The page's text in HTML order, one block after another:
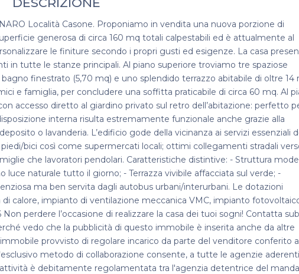
Località Casone. Proponiamo in vendita una nuova porzione di
generosa di circa 160 mq totali calpestabili ed è attualmente al
le finiture secondo i propri gusti ed esigenze. La casa
in tutte le stanze principali. Al piano superiore troviamo tre spaziose
bagno finestrato (5,70 mq) e uno splendido terrazzo abitabile di oltre 14
e famiglia, per concludere una soffitta praticabile di circa 60 mq. Al
accesso diretto al giardino privato sul retro dell’abitazione: perfetto
interna risulta estremamente funzionale anche grazie alla
o lavanderia. L’edificio gode della vicinanza ai servizi essenziali
bici così come supermercati locali; ottimi collegamenti stradali
che lavoratori pendolari. Caratteristiche distintive: - Struttura
luce naturale tutto il giorno; - Terrazza vivibile affacciata sul verde; -
ma ben servita dagli autobus urbani/interurbani. Le dotazioni
calore, impianto di ventilazione meccanica VMC, impianto
perdere l’occasione di realizzare la casa dei tuoi sogni! Contatta
vedo che la pubblicità di questo immobile è inserita anche da altre
provvisto di regolare incarico da parte del venditore conferito
metodo di collaborazione consente, a tutte le agenzie
è debitamente regolamentata tra l'agenzia detentrice del